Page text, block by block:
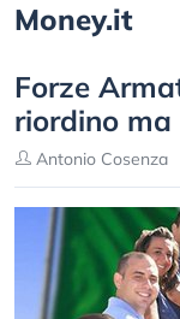
Money.it
Forze
riordino ma
Antonio Cosenza